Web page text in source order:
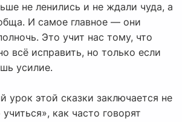
не ленились и не ждали чуда, а
И самое главное — они
Это учит нас тому, что
всё исправить, но только если
усилие.
урок этой сказки заключается не
как часто говорят